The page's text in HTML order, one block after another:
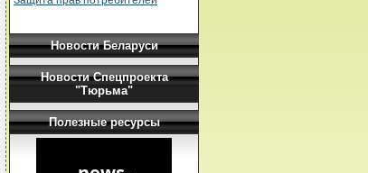
Новости Беларуси
Новости Спецпроекта
"Тюрьма"
Полезные ресурсы